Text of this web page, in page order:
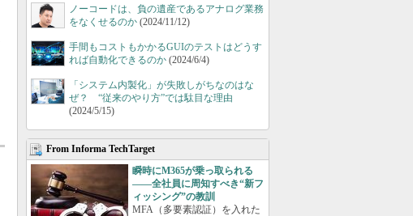
ノーコードは、負の遺産であるアナログ業務
をなくせるのか (2024/11/12)
手間もコストもかかるGUIのテストはどうす
れば自動化できるのか (2024/6/4)
「システム内製化」が失敗しがちなのはな
ぜ？ “従来のやり方”では駄目な理由
(2024/5/15)
From Informa TechTarget
瞬時にM365が乗っ取られる
――全社員に周知すべき“新フ
ィッシング”の教訓
MFA（多要素認証）を入れた